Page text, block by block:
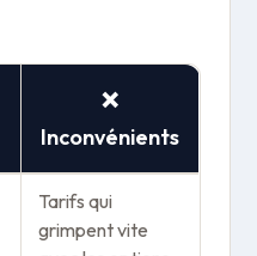
❌
Inconvénients
Tarifs qui
grimpent vite